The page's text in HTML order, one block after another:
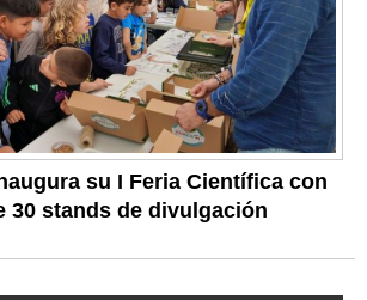
su I Feria Científica con
30 stands de divulgación